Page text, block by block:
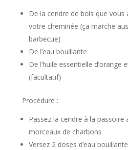
De la cendre de bois que vous
votre cheminée (ça marche
barbecue)
De l’eau bouillante
De l’huile essentielle d’orange
(facultatif)
Procédure :
Passez la cendre à la passoire
morceaux de charbons
Versez 2 doses d’eau